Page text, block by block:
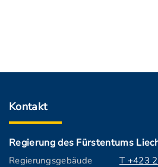
Kontakt
Regierung des Fürstentums
Regierungsgebäude
T +423